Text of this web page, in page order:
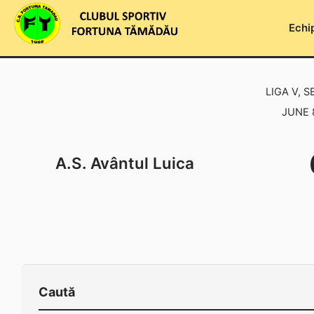
Skip
content
LIGA V,
JUNE
A.S. Avântul Luica
Caută